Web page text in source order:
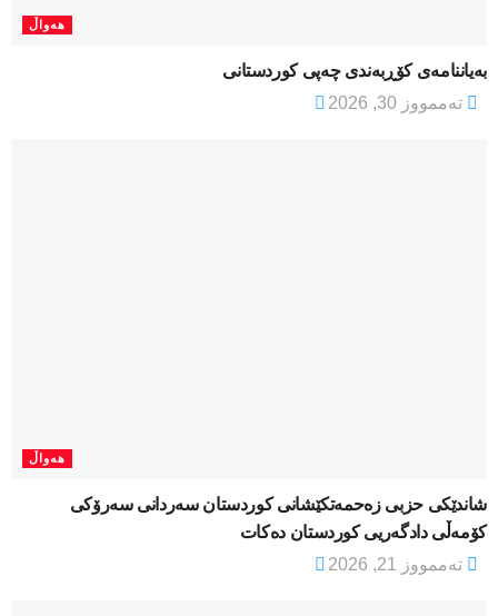
هەواڵ
بەیاننامەی کۆڕبەندی چەپی کوردستانی
تەممووز 30, 2026
هەواڵ
شاندێکی حزبی زەحمەتکێشانی کوردستان سەردانی سەرۆکی
کۆمەڵی دادگەریی کوردستان دەکات
تەممووز 21, 2026